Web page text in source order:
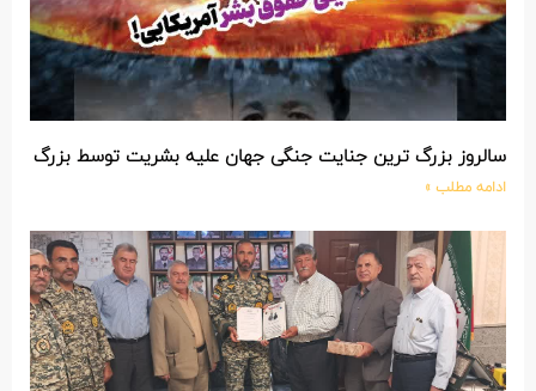
بزرگ ترین جنایت جنگی جهان علیه بشریت توسط بزرگ ترین
مطلب »